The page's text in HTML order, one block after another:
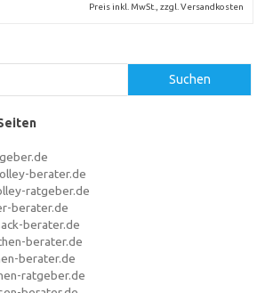
Preis inkl. MwSt., zzgl. Versandkosten
Suchen
berater.de
ratgeber.de
berater.de
berater.de
berater.de
berater.de
ratgeber.de